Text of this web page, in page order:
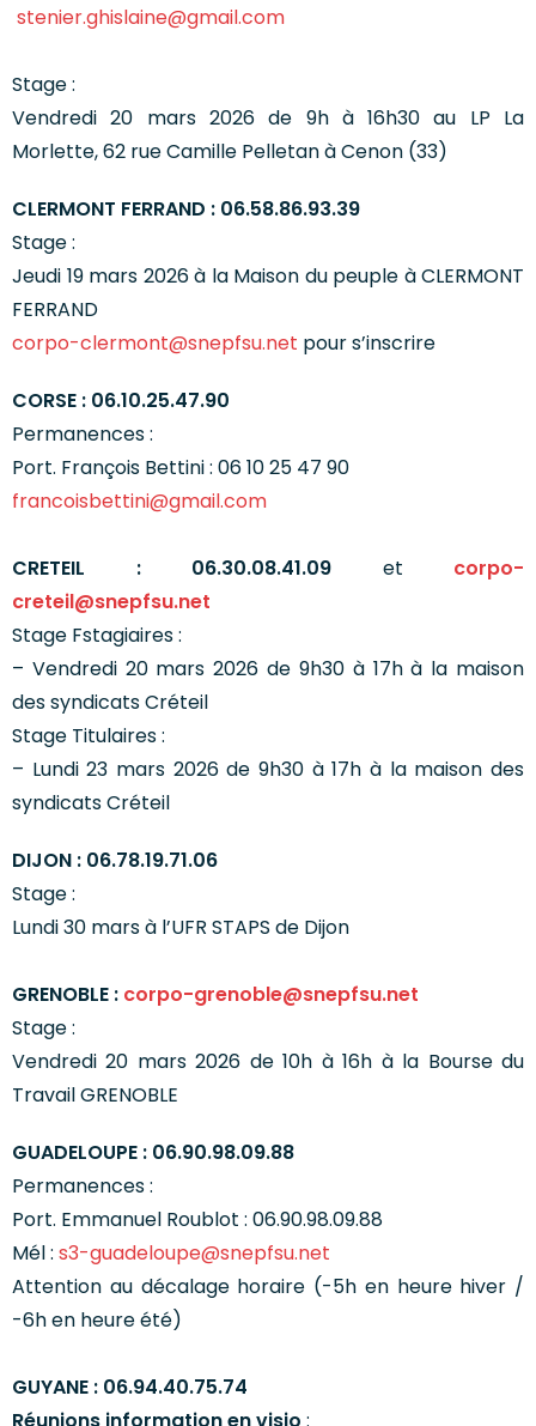
stenier.ghislaine@gmail.com
Stage :
Vendredi 20 mars 2026 de 9h à 16h30 au LP La
Morlette, 62 rue Camille Pelletan à Cenon (33)
CLERMONT FERRAND : 06.58.86.93.39
Stage :
Jeudi 19 mars 2026 à la Maison du peuple à CLERMONT
FERRAND
corpo-clermont@snepfsu.net pour s’inscrire
CORSE : 06.10.25.47.90
Permanences :
Port. François Bettini : 06 10 25 47 90
francoisbettini@gmail.com
CRETEIL : 06.30.08.41.09 et corpo-
creteil@snepfsu.net
Stage Fstagiaires :
– Vendredi 20 mars 2026 de 9h30 à 17h à la maison
des syndicats Créteil
Stage Titulaires :
– Lundi 23 mars 2026 de 9h30 à 17h à la maison des
syndicats Créteil
DIJON : 06.78.19.71.06
Stage :
Lundi 30 mars à l’UFR STAPS de Dijon
GRENOBLE : corpo-grenoble@snepfsu.net
Stage :
Vendredi 20 mars 2026 de 10h à 16h à la Bourse du
Travail GRENOBLE
GUADELOUPE : 06.90.98.09.88
Permanences :
Port. Emmanuel Roublot : 06.90.98.09.88
Mél : s3-guadeloupe@snepfsu.net
Attention au décalage horaire (-5h en heure hiver /
-6h en heure été)
GUYANE : 06.94.40.75.74